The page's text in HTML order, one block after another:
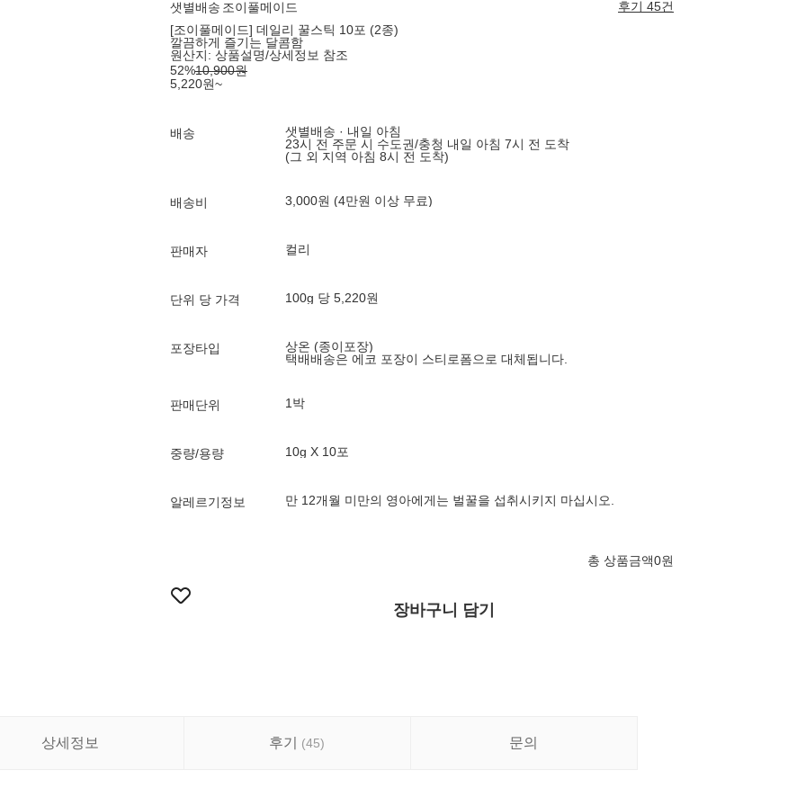
샛별배송 조이풀메이드
후기 45건
[조이풀메이드] 데일리 꿀스틱 10포 (2종)
깔끔하게 즐기는 달콤함
원산지: 상품설명/상세정보 참조
52%10,900원
5,220원~
배송
샛별배송 · 내일 아침
23시 전 주문 시 수도권/충청 내일 아침 7시 전 도착
(그 외 지역 아침 8시 전 도착)
배송비 3,000원 (4만원 이상 무료)
판매자 컬리
단위 당 가격 100g 당 5,220원
포장타입
상온 (종이포장)
택배배송은 에코 포장이 스티로폼으로 대체됩니다.
판매단위 1박
중량/용량 10g X 10포
알레르기정보 만 12개월 미만의 영아에게는 벌꿀을 섭취시키지 마십시오.
총 상품금액0원
장바구니 담기
상세정보 후기 (45) 문의